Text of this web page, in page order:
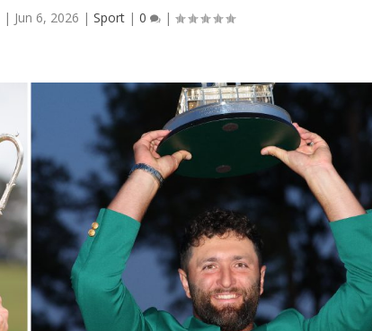
| Jun 6, 2026 | Sport| 0 |